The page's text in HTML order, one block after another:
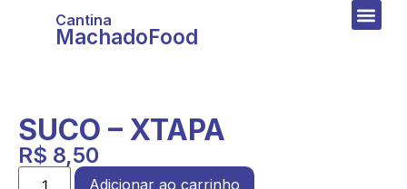
Cantina
MachadoFood
SUCO – XTAPA
R$ 8,50
Adicionar ao carrinho